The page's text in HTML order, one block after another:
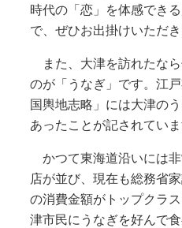
時代の「恋」を体感でき
で、ぜひお出掛けいただき
また、大津を訪れたな
のが「うなぎ」です。江
国輿地志略」には大津の
あったことが記されていま
かつて東海道沿いには非
店が並び、現在も総務省
の消費金額がトップクラ
津市民にうなぎを好んで